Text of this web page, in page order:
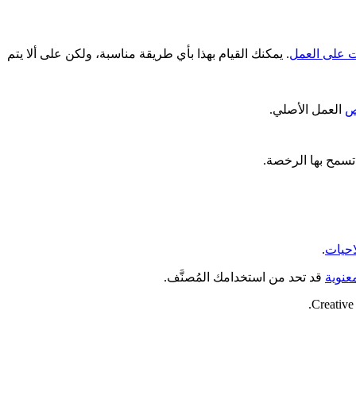
على العمل. يمكنك القيام بهذا بأي طريقة مناسبة، ولكن على ألا يتم
العمل الأصلي.
بها الرخصة.
.
قد تحد من استخدامك المُصنَّف.